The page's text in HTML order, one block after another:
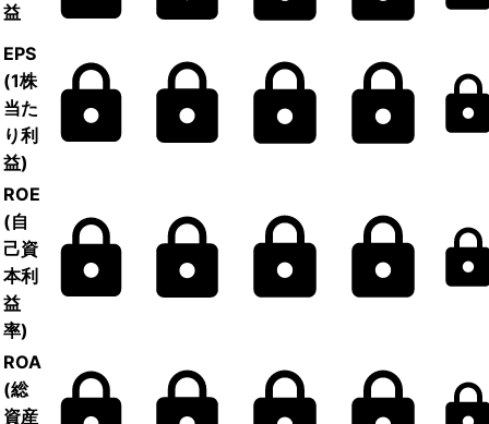
益
EPS
(1株
当た
り利
益)
ROE
(自
己資
本利
益
率)
ROA
(総
資産